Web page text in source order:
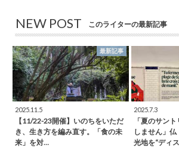
NEW POST このライターの最新記事
最新記事
2025.11.5
【11/22-23開催】いのちをいただ
き、生き方を編み直す。「食の未
来」を対…
2025.7.3
「夏のサン
しません」
光地を“ディ